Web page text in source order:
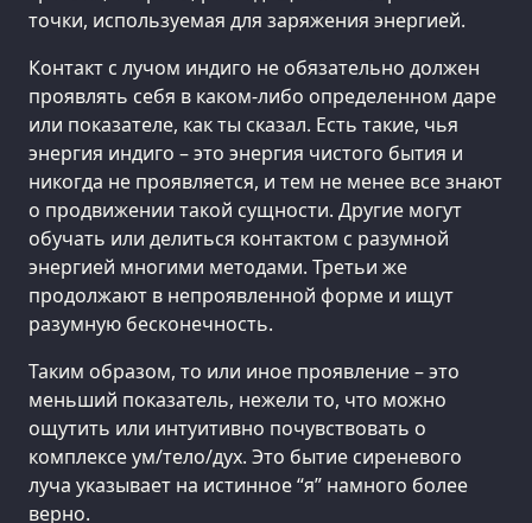
точки, используемая для заряжения энергией.
Контакт с лучом индиго не обязательно должен
проявлять себя в каком-либо определенном даре
или показателе, как ты сказал. Есть такие, чья
энергия индиго – это энергия чистого бытия и
никогда не проявляется, и тем не менее все знают
о продвижении такой сущности. Другие могут
обучать или делиться контактом с разумной
энергией многими методами. Третьи же
продолжают в непроявленной форме и ищут
разумную бесконечность.
Таким образом, то или иное проявление – это
меньший показатель, нежели то, что можно
ощутить или интуитивно почувствовать о
комплексе ум/тело/дух. Это бытие сиреневого
луча указывает на истинное “я” намного более
верно.